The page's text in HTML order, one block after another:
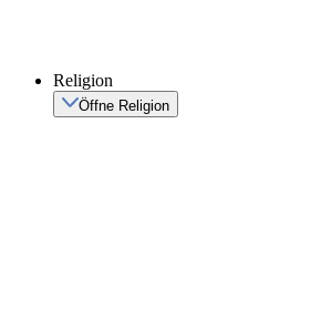
Religion
Öffne Religion